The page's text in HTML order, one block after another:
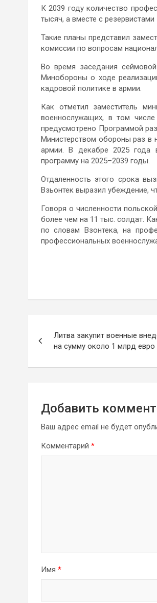
К 2039 году количество
тысяч, а вместе с
Такие планы представил
комиссии по вопросам
Во время заседания
Минобороны о ходе
кадровой политике в армии.
Как отметил заместитель
военнослужащих, в том
предусмотрено Программой
Министерством обороны раз в
армии. В декабре 2025 года
программу на 2025–2039 годы.
Отдаленность этого срока
Взьонтек выразил убеждение,
Говоря о численности
более чем на 11 тыс. солдат.
по словам Взонтека, на
профессиональных
по
записям
Литва закупит военные
на сумму около 1 млрд евро
Добавить
Ваш адрес email не будет
Комментарий *
Имя *